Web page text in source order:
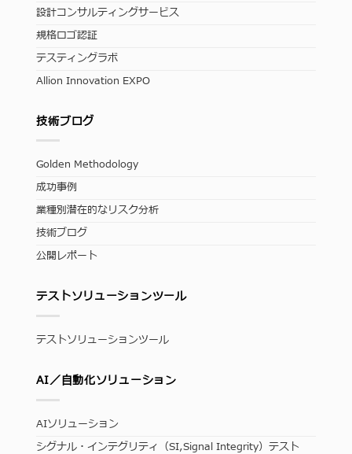
設計コンサルティングサービス
規格ロゴ認証
テスティングラボ
Allion Innovation EXPO
技術ブログ
Golden Methodology
成功事例
業種別潜在的なリスク分析
技術ブログ
公開レポート
テストソリューションツール
テストソリューションツール
AI／自動化ソリューション
AIソリューション
シグナル・インテグリティ（SI,Signal Integrity）テスト